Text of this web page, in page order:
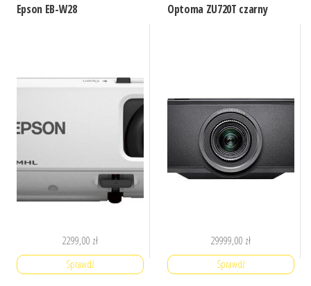
Epson EB-W28
2299,00 zł
Sprawdź
Optoma ZU720T czarny
29999,00 zł
Sprawdź